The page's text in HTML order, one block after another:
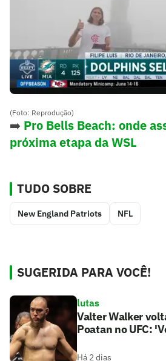
(Foto: Reprodução)
➡️ Pro Bells Beach: onde
próxima etapa da WSL
TUDO SOBRE
New England Patriots NFL
SUGERIDA PARA VOCÊ!
lutas
Valter Walker
Poatan no UFC:
Há 2 dias